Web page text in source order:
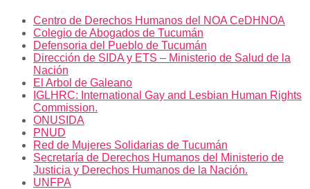
Centro de Derechos Humanos del NOA CeDHNOA
Colegio de Abogados de Tucumán
Defensoria del Pueblo de Tucumán
Dirección de SIDA y ETS – Ministerio de Salud de la
Nación
El Arbol de Galeano
IGLHRC: International Gay and Lesbian Human Rights
Commission.
ONUSIDA
PNUD
Red de Mujeres Solidarias de Tucumán
Secretaría de Derechos Humanos del Ministerio de
Justicia y Derechos Humanos de la Nación.
UNFPA